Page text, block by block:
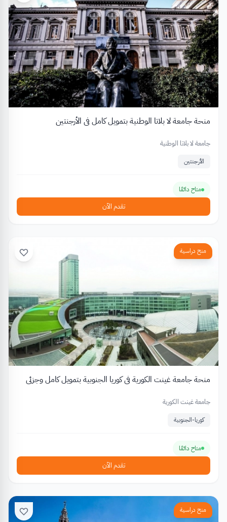
منحة جامعة لا بلاتا الوطنية بتمويل كامل في الأرجنتين
جامعة لا بلاتا الوطنية
الأرجنتين
متاح دائمًا
تقدم الآن
منح دراسية
منحة جامعة غينت الكورية في كوريا الجنوبية بتمويل كامل وجزئي
جامعة غينت الكورية
كوريا-الجنوبية
متاح دائمًا
تقدم الآن
منح دراسية